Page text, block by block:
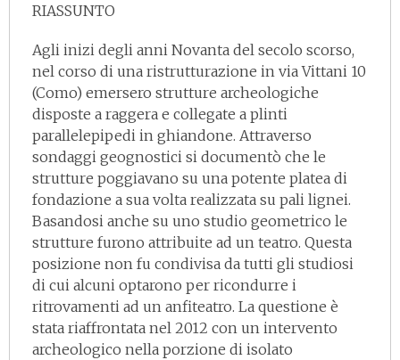
RIASSUNTO
Agli inizi degli anni Novanta del secolo scorso,
nel corso di una ristrutturazione in via Vittani 10
(Como) emersero strutture archeologiche
disposte a raggera e collegate a plinti
parallelepipedi in ghiandone. Attraverso
sondaggi geognostici si documentò che le
strutture poggiavano su una potente platea di
fondazione a sua volta realizzata su pali lignei.
Basandosi anche su uno studio geometrico le
strutture furono attribuite ad un teatro. Questa
posizione non fu condivisa da tutti gli studiosi
di cui alcuni optarono per ricondurre i
ritrovamenti ad un anfiteatro. La questione è
stata riaffrontata nel 2012 con un intervento
archeologico nella porzione di isolato